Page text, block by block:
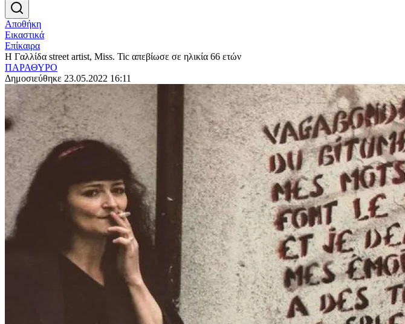
Αποθήκη
Εικαστικά
Επίκαιρα
Η Γαλλίδα street artist, Miss. Tic απεβίωσε σε ηλικία 66 ετών
ΠΑΡΑΘΥΡΟ
Δημοσιεύθηκε 23.05.2022 16:11